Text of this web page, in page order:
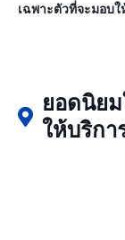
เฉพาะตัวที่จะมอบใ
ยอดนิย
ให้บริกา